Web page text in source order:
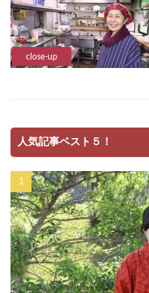
close-up
人気記事ベスト５！